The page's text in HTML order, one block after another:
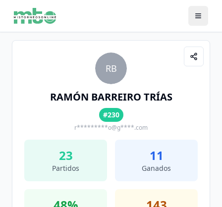
RB
RAMÓN BARREIRO TRÍAS
#230
r*********o@g****.com
23
Partidos
11
Ganados